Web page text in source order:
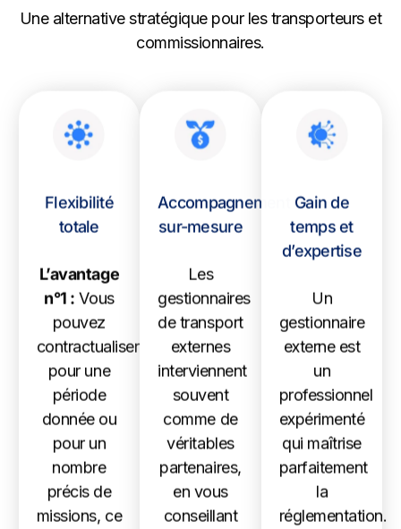
Une alternative stratégique pour les transporteurs et
commissionnaires.
Flexibilité
totale
L’avantage
n°1 : Vous
pouvez
contractualiser
pour une
période
donnée ou
pour un
nombre
précis de
missions, ce
Accompagnement
sur-mesure
Les
gestionnaires
de transport
externes
interviennent
souvent
comme de
véritables
partenaires,
en vous
conseillant
Gain de
temps et
d’expertise
Un
gestionnaire
externe est
un
professionnel
expérimenté
qui maîtrise
parfaitement
la
réglementation.